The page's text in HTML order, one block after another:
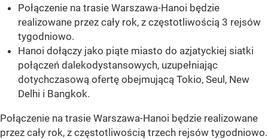
Połączenie na trasie Warszawa-Hanoi będzie
realizowane przez cały rok, z częstotliwością 3 rejsów
tygodniowo.
Hanoi dołączy jako piąte miasto do azjatyckiej siatki
połączeń dalekodystansowych, uzupełniając
dotychczasową ofertę obejmującą Tokio, Seul, New
Delhi i Bangkok.
Połączenie na trasie Warszawa-Hanoi będzie realizowane
przez cały rok, z częstotliwością trzech rejsów tygodniowo.